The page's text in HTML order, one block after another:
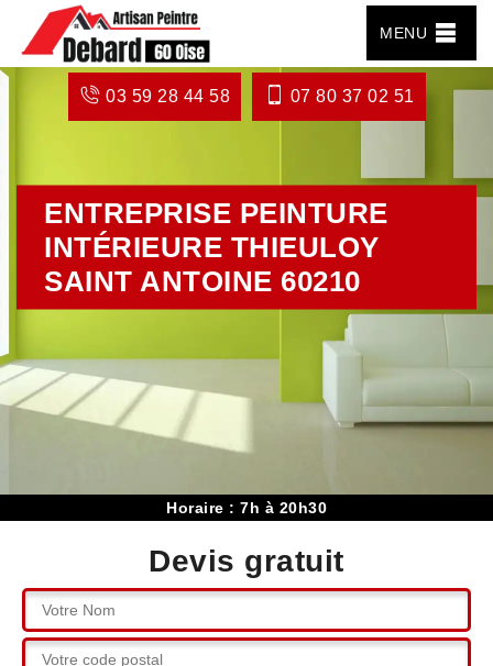
MENU
03 59 28 44 58 07 80 37 02 51
ENTREPRISE PEINTURE
INTÉRIEURE THIEULOY
SAINT ANTOINE 60210
Horaire : 7h à 20h30
Devis gratuit